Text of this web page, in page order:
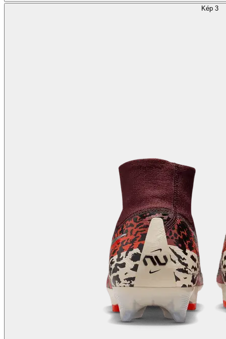
Kép 3